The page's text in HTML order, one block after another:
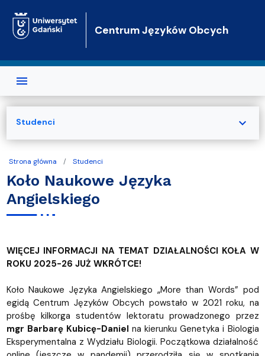
Centrum Języków Obcych
Strona główna Studenci
Koło Naukowe Języka
Angielskiego
WIĘCEJ INFORMACJI NA TEMAT DZIAŁALNOŚCI KOŁA W
ROKU 2025-26 JUŻ WKRÓTCE!
Koło Naukowe Języka Angielskiego „More than Words” pod
egidą Centrum Języków Obcych powstało w 2021 roku, na
prośbę kilkorga studentów lektoratu prowadzonego przez
mgr Barbarę Kubicę-Daniel na kierunku Genetyka i Biologia
Eksperymentalna z Wydziału Biologii. Początkowa działalność
Studenci expand_more